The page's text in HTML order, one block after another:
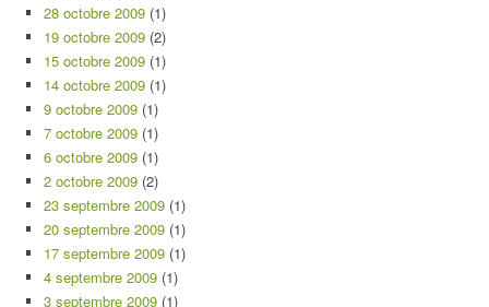
28 octobre 2009 (1)
19 octobre 2009 (2)
15 octobre 2009 (1)
14 octobre 2009 (1)
9 octobre 2009 (1)
7 octobre 2009 (1)
6 octobre 2009 (1)
2 octobre 2009 (2)
23 septembre 2009 (1)
20 septembre 2009 (1)
17 septembre 2009 (1)
4 septembre 2009 (1)
3 septembre 2009 (1)